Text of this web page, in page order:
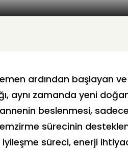
ardından başlayan
aynı zamanda yeni
beslenmesi, sadece
sürecinin
süreci, enerji